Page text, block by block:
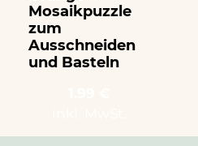
Mosaikpuzzle
zum
Ausschneiden
und Basteln